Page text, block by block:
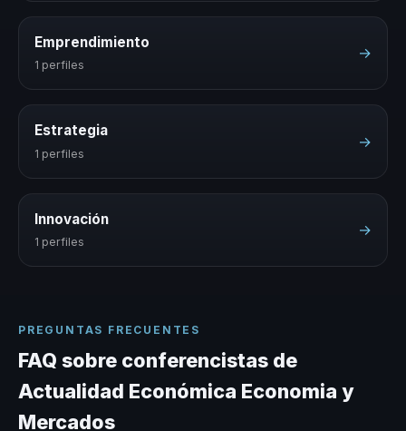
Emprendimiento
1 perfiles
→
Estrategia
1 perfiles
→
Innovación
1 perfiles
→
PREGUNTAS FRECUENTES
FAQ sobre conferencistas de
Actualidad Económica Economia y
Mercados